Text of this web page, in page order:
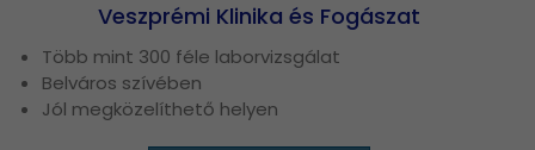
Veszprémi Klinika és Fogászat
Több mint 300 féle laborvizsgálat
Belváros szívében
Jól megközelíthető helyen